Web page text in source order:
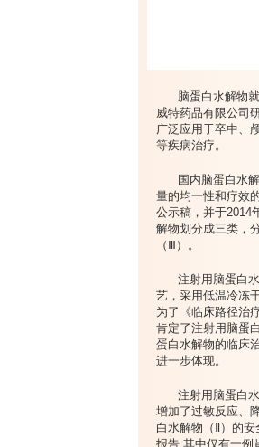
脑蛋白水解物
威特药品有限公司
广泛应用于卒中、
等疾病治疗。
国内脑蛋白水
量的均一性和疗效
公示稿，并于2014
解物划分成三类，
（Ⅲ）。
注射用脑蛋白
艺，采用低温冷冻
为了《临床路径治
肯定了注射用脑蛋
蛋白水解物的临床
进一步体现。
注射用脑蛋白
增加了过敏反应、
白水解物（Ⅱ）的
报告,其中仅有一例